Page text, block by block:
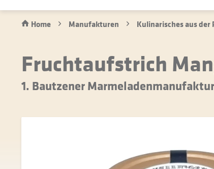
Home Manufakturen Kulinarisches aus der
Fruchtaufstrich
1. Bautzener Marmeladenmanufaktur